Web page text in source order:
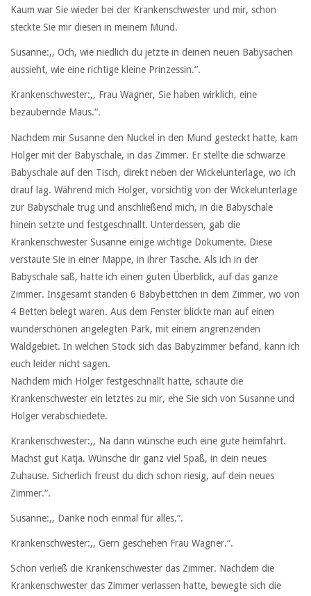
Kaum war Sie wieder bei der Krankenschwester und mir, schon
steckte Sie mir diesen in meinem Mund.
Susanne:,, Och, wie niedlich du jetzte in deinen neuen Babysachen
aussieht, wie eine richtige kleine Prinzessin.“.
Krankenschwester:,, Frau Wagner, Sie haben wirklich, eine
bezaubernde Maus.“.
Nachdem mir Susanne den Nuckel in den Mund gesteckt hatte, kam
Holger mit der Babyschale, in das Zimmer. Er stellte die schwarze
Babyschale auf den Tisch, direkt neben der Wickelunterlage, wo ich
drauf lag. Während mich Holger, vorsichtig von der Wickelunterlage
zur Babyschale trug und anschließend mich, in die Babyschale
hinein setzte und festgeschnallt. Unterdessen, gab die
Krankenschwester Susanne einige wichtige Dokumente. Diese
verstaute Sie in einer Mappe, in ihrer Tasche. Als ich in der
Babyschale saß, hatte ich einen guten Überblick, auf das ganze
Zimmer. Insgesamt standen 6 Babybettchen in dem Zimmer, wo von
4 Betten belegt waren. Aus dem Fenster blickte man auf einen
wunderschönen angelegten Park, mit einem angrenzenden
Waldgebiet. In welchen Stock sich das Babyzimmer befand, kann ich
euch leider nicht sagen.
Nachdem mich Holger festgeschnallt hatte, schaute die
Krankenschwester ein letztes zu mir, ehe Sie sich von Susanne und
Holger verabschiedete.
Krankenschwester:,, Na dann wünsche euch eine gute heimfahrt.
Machst gut Katja. Wünsche dir ganz viel Spaß, in dein neues
Zuhause. Sicherlich freust du dich schon riesig, auf dein neues
Zimmer.“.
Susanne:,, Danke noch einmal für alles.“.
Krankenschwester:,, Gern geschehen Frau Wagner.“.
Schon verließ die Krankenschwester das Zimmer. Nachdem die
Krankenschwester das Zimmer verlassen hatte, bewegte sich die